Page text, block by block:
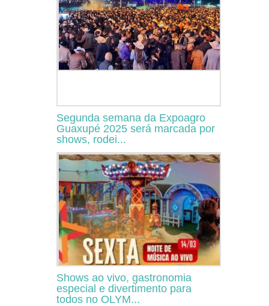
Segunda semana da Expoagro
Guaxupé 2025 será marcada por
shows, rodei...
Shows ao vivo, gastronomia
especial e divertimento para
todos no OLYM...